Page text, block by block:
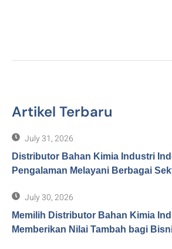
Artikel Terbaru
July 31, 2026
Distributor Bahan Kimia Industri
Pengalaman Melayani Berbagai
July 30, 2026
Memilih Distributor Bahan Kimia
Memberikan Nilai Tambah bagi